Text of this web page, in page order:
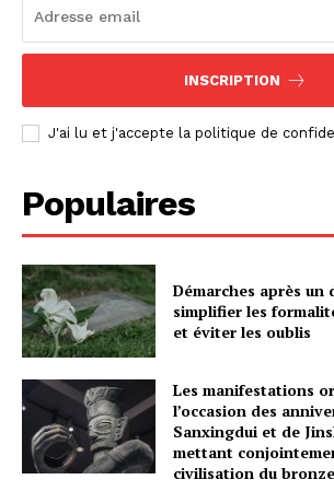
INSCRIPTION
J'ai lu et j'accepte la politique de
Populaires
Démarches après un
simplifier les
et éviter les oublis
Les manifestations
l’occasion des
Sanxingdui et de
mettant
civilisation du